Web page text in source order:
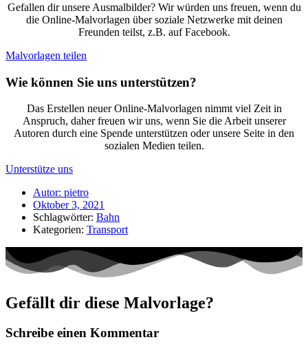
Gefallen dir unsere Ausmalbilder? Wir würden uns freuen, wenn du
die Online-Malvorlagen über soziale Netzwerke mit deinen
Freunden teilst, z.B. auf Facebook.
Malvorlagen teilen
Wie können Sie uns unterstützen?
Das Erstellen neuer Online-Malvorlagen nimmt viel Zeit in
Anspruch, daher freuen wir uns, wenn Sie die Arbeit unserer
Autoren durch eine Spende unterstützen oder unsere Seite in den
sozialen Medien teilen.
Unterstütze uns
Autor: pietro
Oktober 3, 2021
Schlagwörter: Bahn
Kategorien: Transport
Gefällt dir diese Malvorlage?
Schreibe einen Kommentar